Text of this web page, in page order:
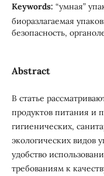
Keywords: “умная”
биоразлагаемая
безопасность,
Abstract
В статье
продуктов питания и
гигиенических,
экологических видов
удобство
требованиям к